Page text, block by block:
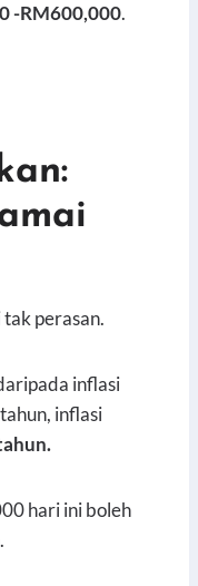
-RM600,000.
perasan.
inflasi
inflasi
hari ini boleh